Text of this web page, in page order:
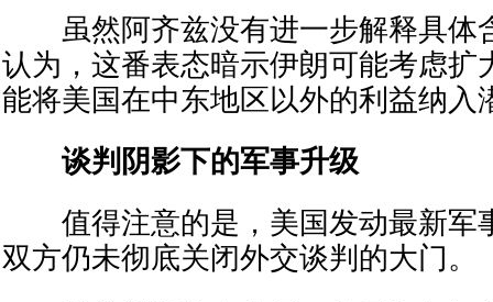
虽然阿齐兹没有进一步解释具体
认为，这番表态暗示伊朗可能考虑扩
能将美国在中东地区以外的利益纳入
谈判阴影下的军事升级
值得注意的是，美国发动最新军
双方仍未彻底关闭外交谈判的大门。